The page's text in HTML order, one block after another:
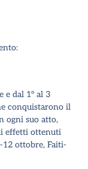
e dal 1° al 3
conquistarono il
ogni suo atto,
effetti ottenuti
ottobre, Faiti-